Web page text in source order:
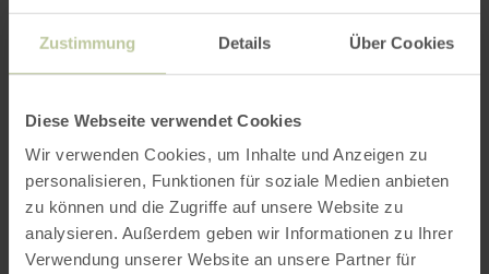
Zustimmung Details Über Cookies
Diese Webseite verwendet Cookies
Wir verwenden Cookies, um Inhalte und Anzeigen zu
personalisieren, Funktionen für soziale Medien anbieten
zu können und die Zugriffe auf unsere Website zu
analysieren. Außerdem geben wir Informationen zu Ihrer
Verwendung unserer Website an unsere Partner für